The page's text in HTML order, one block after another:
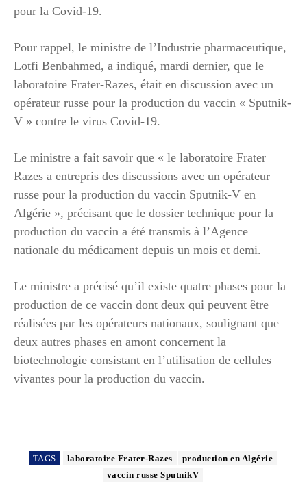
pour la Covid-19.
Pour rappel, le ministre de l’Industrie pharmaceutique,
Lotfi Benbahmed, a indiqué, mardi dernier, que le
laboratoire Frater-Razes, était en discussion avec un
opérateur russe pour la production du vaccin « Sputnik-
V » contre le virus Covid-19.
Le ministre a fait savoir que « le laboratoire Frater
Razes a entrepris des discussions avec un opérateur
russe pour la production du vaccin Sputnik-V en
Algérie », précisant que le dossier technique pour la
production du vaccin a été transmis à l’Agence
nationale du médicament depuis un mois et demi.
Le ministre a précisé qu’il existe quatre phases pour la
production de ce vaccin dont deux qui peuvent être
réalisées par les opérateurs nationaux, soulignant que
deux autres phases en amont concernent la
biotechnologie consistant en l’utilisation de cellules
vivantes pour la production du vaccin.
TAGS laboratoire Frater-Razes
production en Algérie
vaccin russe SputnikV